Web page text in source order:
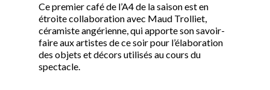
Ce premier café de l’A4 de la saison est en
étroite collaboration avec Maud Trolliet,
céramiste angérienne, qui apporte son savoir-
faire aux artistes de ce soir pour l’élaboration
des objets et décors utilisés au cours du
spectacle.